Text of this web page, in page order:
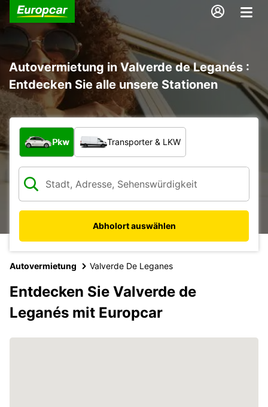
Autovermietung in Valverde de Leganés :
Entdecken Sie alle unsere Stationen
Welche Art von Fahrzeug?
Pkw Transporter & LKW
Abholort auswählen
Autovermietung Valverde De Leganes
Entdecken Sie Valverde de
Leganés mit Europcar